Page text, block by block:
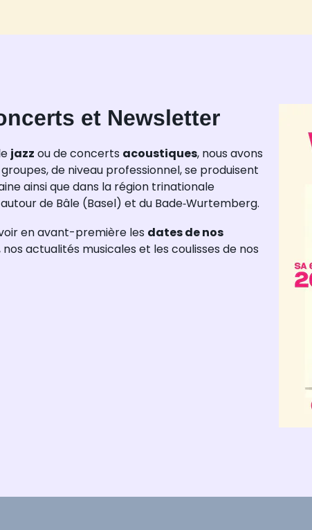
et Newsletter
jazz ou de concerts acoustiques, nous avons
de niveau professionnel, se produisent
ainsi que dans la région trinationale
de Bâle (Basel) et du Bade‑Wurtemberg.
en avant-première les dates de nos
nos actualités musicales et les coulisses de nos